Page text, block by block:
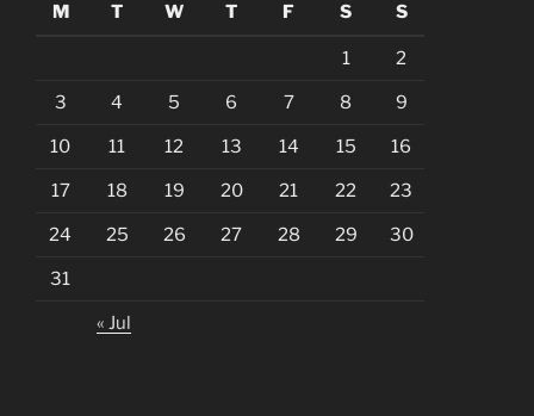
M
T W T F S S
1 2
3 4 5 6 7 8 9
10 11 12 13 14 15 16
17 18 19 20 21 22 23
24 25 26 27 28 29 30
31
« Jul